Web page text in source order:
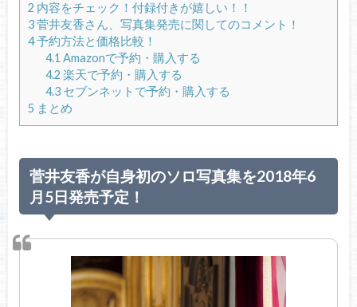
2 内容をチェック！付録付きが嬉しい！！
3菅井友香さん、写真集発売に関してのコメント！
4予約方法と価格比較！
4.1Amazonで予約・購入する
4.2 楽天で予約・購入する
4.3セブンネットで予約・購入する
5 まとめ
菅井友香が自身初のソロ写真集を2018年6
月5日発売予定！